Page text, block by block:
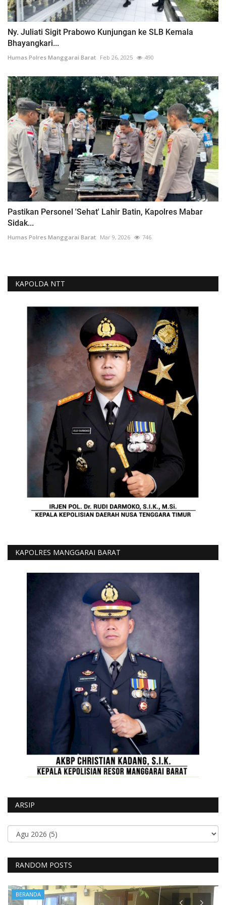
Ny. Juliati Sigit Prabowo Kunjungan ke SLB Kemala
Bhayangkari...
Humas Polres Manggarai Barat Feb 26, 2025 490
Pastikan Personel 'Sehat' Lahir Batin, Kapolres Mabar
Sidak...
Humas Polres Manggarai Barat Mar 9, 2026 746
KAPOLDA NTT
KAPOLRES MANGGARAI BARAT
ARSIP
RANDOM POSTS
BERANDA